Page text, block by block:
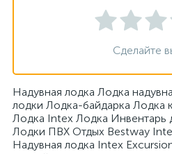
Сделайте
Надувная лодка Лодка
лодки Лодка-байдарка Лодка
Лодка Intex Лодка Инвентарь
Лодки ПВХ Отдых Bestway
Надувная лодка Intex